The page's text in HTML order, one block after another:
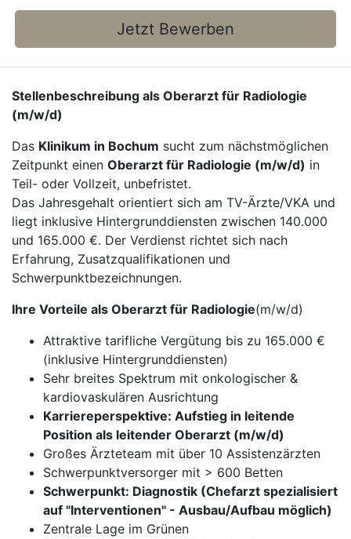
Jetzt Bewerben
Stellenbeschreibung als Oberarzt für Radiologie
(m/w/d)
Das Klinikum in Bochum sucht zum nächstmöglichen
Zeitpunkt einen Oberarzt für Radiologie (m/w/d) in
Teil- oder Vollzeit, unbefristet.
Das Jahresgehalt orientiert sich am TV-Ärzte/VKA und
liegt inklusive Hintergrunddiensten zwischen 140.000
und 165.000 €. Der Verdienst richtet sich nach
Erfahrung, Zusatzqualifikationen und
Schwerpunktbezeichnungen.
Ihre Vorteile als Oberarzt für Radiologie(m/w/d)
Attraktive tarifliche Vergütung bis zu 165.000 €
(inklusive Hintergrunddiensten)
Sehr breites Spektrum mit onkologischer &
kardiovaskulären Ausrichtung
Karriereperspektive: Aufstieg in leitende
Position als leitender Oberarzt (m/w/d)
Großes Ärzteteam mit über 10 Assistenzärzten
Schwerpunktversorger mit > 600 Betten
Schwerpunkt: Diagnostik (Chefarzt spezialisiert
auf "Interventionen" - Ausbau/Aufbau möglich)
Zentrale Lage im Grünen